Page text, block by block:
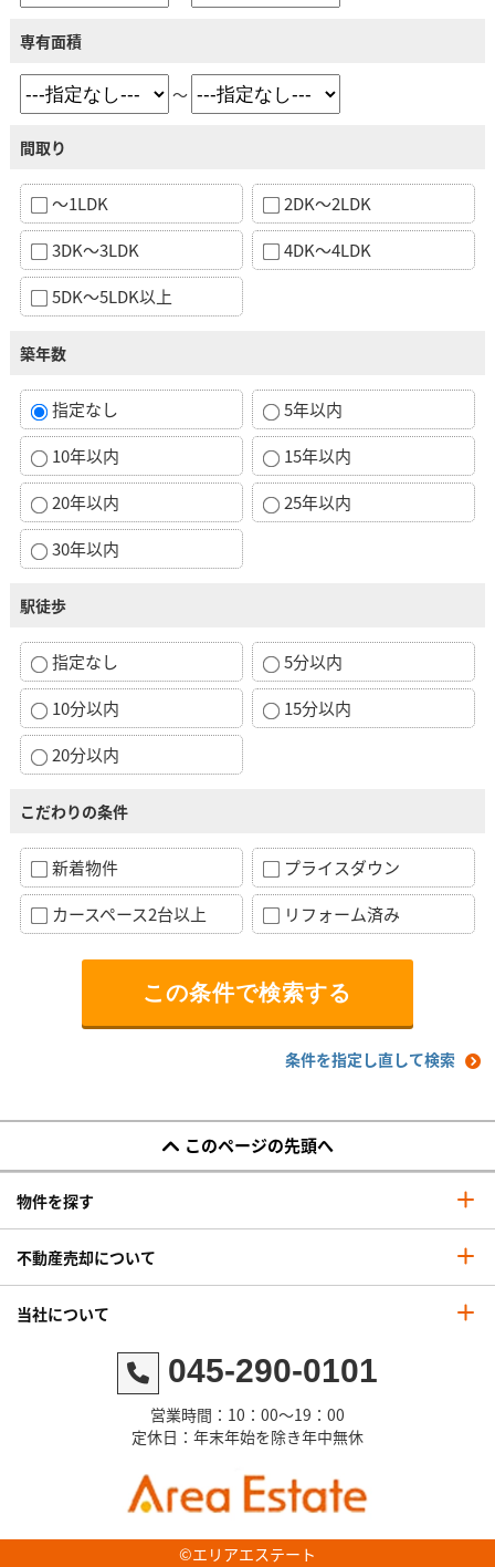
専有面積
～
間取り
～1LDK
2DK～2LDK
3DK～3LDK
4DK～4LDK
5DK～5LDK以上
築年数
指定なし
5年以内
10年以内
15年以内
20年以内
25年以内
30年以内
駅徒歩
指定なし
5分以内
10分以内
15分以内
20分以内
こだわりの条件
新着物件
プライスダウン
カースペース2台以上
リフォーム済み
条件を指定し直して検索
このページの先頭へ
物件を探す
不動産売却について
当社について
045-290-0101
営業時間：10：00～19：00
定休日：年末年始を除き年中無休
©エリアエステート